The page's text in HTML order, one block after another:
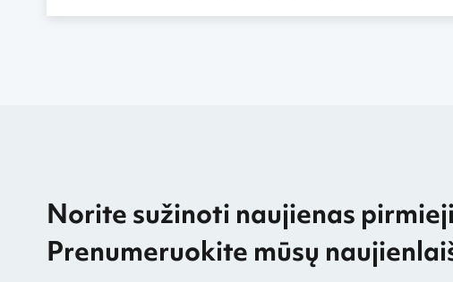
Norite sužinoti naujienas
Prenumeruokite mūsų